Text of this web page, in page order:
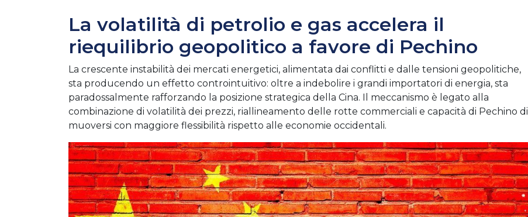
La volatilità di petrolio e gas accelera il
riequilibrio geopolitico a favore di Pechino
La crescente instabilità dei mercati energetici, alimentata dai conflitti e dalle tensioni geopolitiche,
sta producendo un effetto controintuitivo: oltre a indebolire i grandi importatori di energia, sta
paradossalmente rafforzando la posizione strategica della Cina. Il meccanismo è legato alla
combinazione di volatilità dei prezzi, riallineamento delle rotte commerciali e capacità di Pechino di
muoversi con maggiore flessibilità rispetto alle economie occidentali.